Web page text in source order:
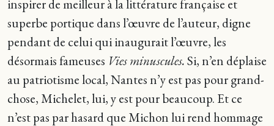
inspirer de meilleur à la littérature française et
superbe portique dans l’œuvre de l’auteur, digne
pendant de celui qui inaugurait l’œuvre, les
désormais fameuses Vies minuscules.Si, n’en déplaise
au patriotisme local, Nantes n’y est pas pour grand-
chose, Michelet, lui, y est pour beaucoup. Et ce
n’est pas par hasard que Michon lui rend hommage